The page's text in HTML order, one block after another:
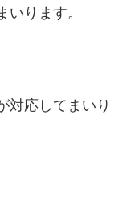
ります。
対応してまいり